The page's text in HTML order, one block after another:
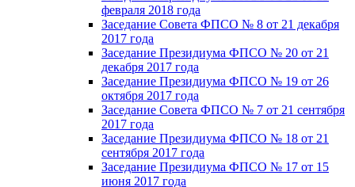
февраля 2018 года
Заседание Совета ФПСО № 8 от 21 декабря
2017 года
Заседание Президиума ФПСО № 20 от 21
декабря 2017 года
Заседание Президиума ФПСО № 19 от 26
октября 2017 года
Заседание Совета ФПСО № 7 от 21 сентября
2017 года
Заседание Президиума ФПСО № 18 от 21
сентября 2017 года
Заседание Президиума ФПСО № 17 от 15
июня 2017 года